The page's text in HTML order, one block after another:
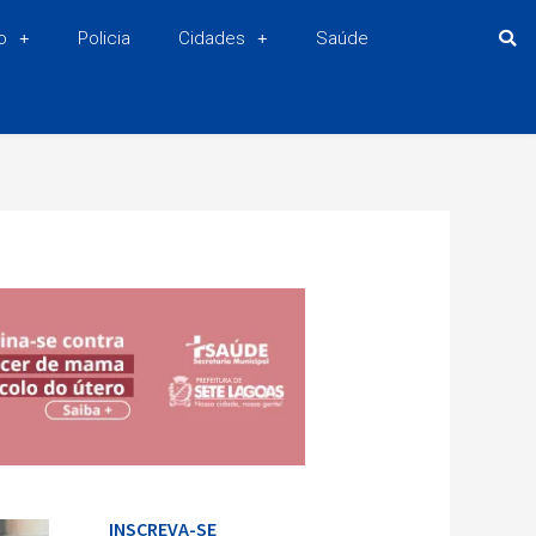
Policia Cidades Saúde
INSCREVA-SE